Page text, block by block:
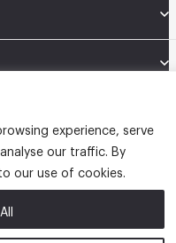
experience, serve
our traffic. By
our use of cookies.
ที่ 148 ถนนเสรีไทย แขวงคลองจั่น
ารศาสตร์ | Graduate School of